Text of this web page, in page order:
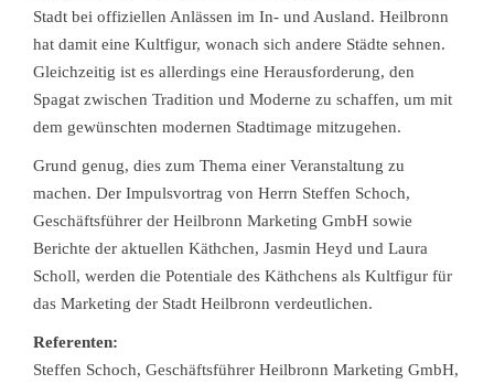
Stadt bei offiziellen Anlässen im In- und Ausland. Heilbronn
hat damit eine Kultfigur, wonach sich andere Städte sehnen.
Gleichzeitig ist es allerdings eine Herausforderung, den
Spagat zwischen Tradition und Moderne zu schaffen, um mit
dem gewünschten modernen Stadtimage mitzugehen.
Grund genug, dies zum Thema einer Veranstaltung zu
machen. Der Impulsvortrag von Herrn Steffen Schoch,
Geschäftsführer der Heilbronn Marketing GmbH sowie
Berichte der aktuellen Käthchen, Jasmin Heyd und Laura
Scholl, werden die Potentiale des Käthchens als Kultfigur für
das Marketing der Stadt Heilbronn verdeutlichen.
Referenten:
Steffen Schoch, Geschäftsführer Heilbronn Marketing GmbH,